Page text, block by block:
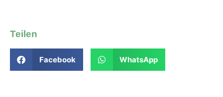
Teilen
Facebook WhatsApp